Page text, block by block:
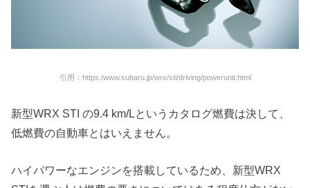
引用：https:/www.subaru.jp/wrx/sti/driving/powerunit.html
新型WRX STI の9.4 km/Lというカタログ燃費は決して、
低燃費の自動車とはいえません。
ハイパワーなエンジンを搭載しているため、新型WRX